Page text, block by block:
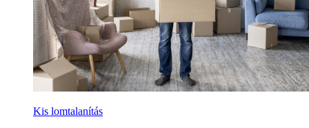
Kis lomtalanítás